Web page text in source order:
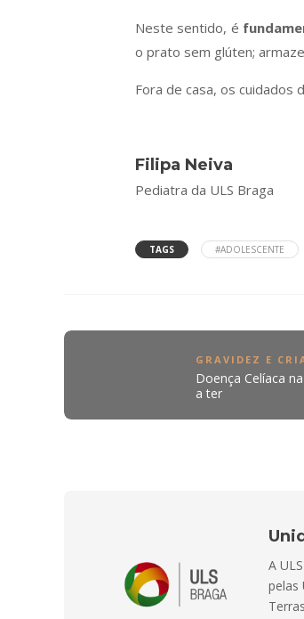
Neste sentido, é
o prato sem glúten;
Fora de casa, os cuidados
Filipa Neiva
Pediatra da ULS Braga
TAGS #ADOLESCENTE
GRAVIDEZ E
Doença Celíaca
a ter
A
pelas